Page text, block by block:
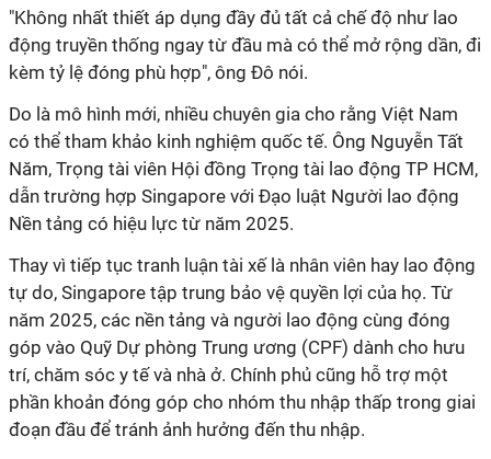
"Không nhất thiết áp dụng đầy đủ tất cả chế độ như lao
động truyền thống ngay từ đầu mà có thể mở rộng dần, đi
kèm tỷ lệ đóng phù hợp", ông Đô nói.
Do là mô hình mới, nhiều chuyên gia cho rằng Việt Nam
có thể tham khảo kinh nghiệm quốc tế. Ông Nguyễn Tất
Năm, Trọng tài viên Hội đồng Trọng tài lao động TP HCM,
dẫn trường hợp Singapore với Đạo luật Người lao động
Nền tảng có hiệu lực từ năm 2025.
Thay vì tiếp tục tranh luận tài xế là nhân viên hay lao động
tự do, Singapore tập trung bảo vệ quyền lợi của họ. Từ
năm 2025, các nền tảng và người lao động cùng đóng
góp vào Quỹ Dự phòng Trung ương (CPF) dành cho hưu
trí, chăm sóc y tế và nhà ở. Chính phủ cũng hỗ trợ một
phần khoản đóng góp cho nhóm thu nhập thấp trong giai
đoạn đầu để tránh ảnh hưởng đến thu nhập.